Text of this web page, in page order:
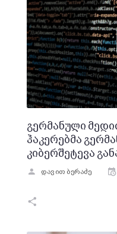
გერმანული
ჰაკერებმა
კიბერშეტევა
დავით ბერაძე